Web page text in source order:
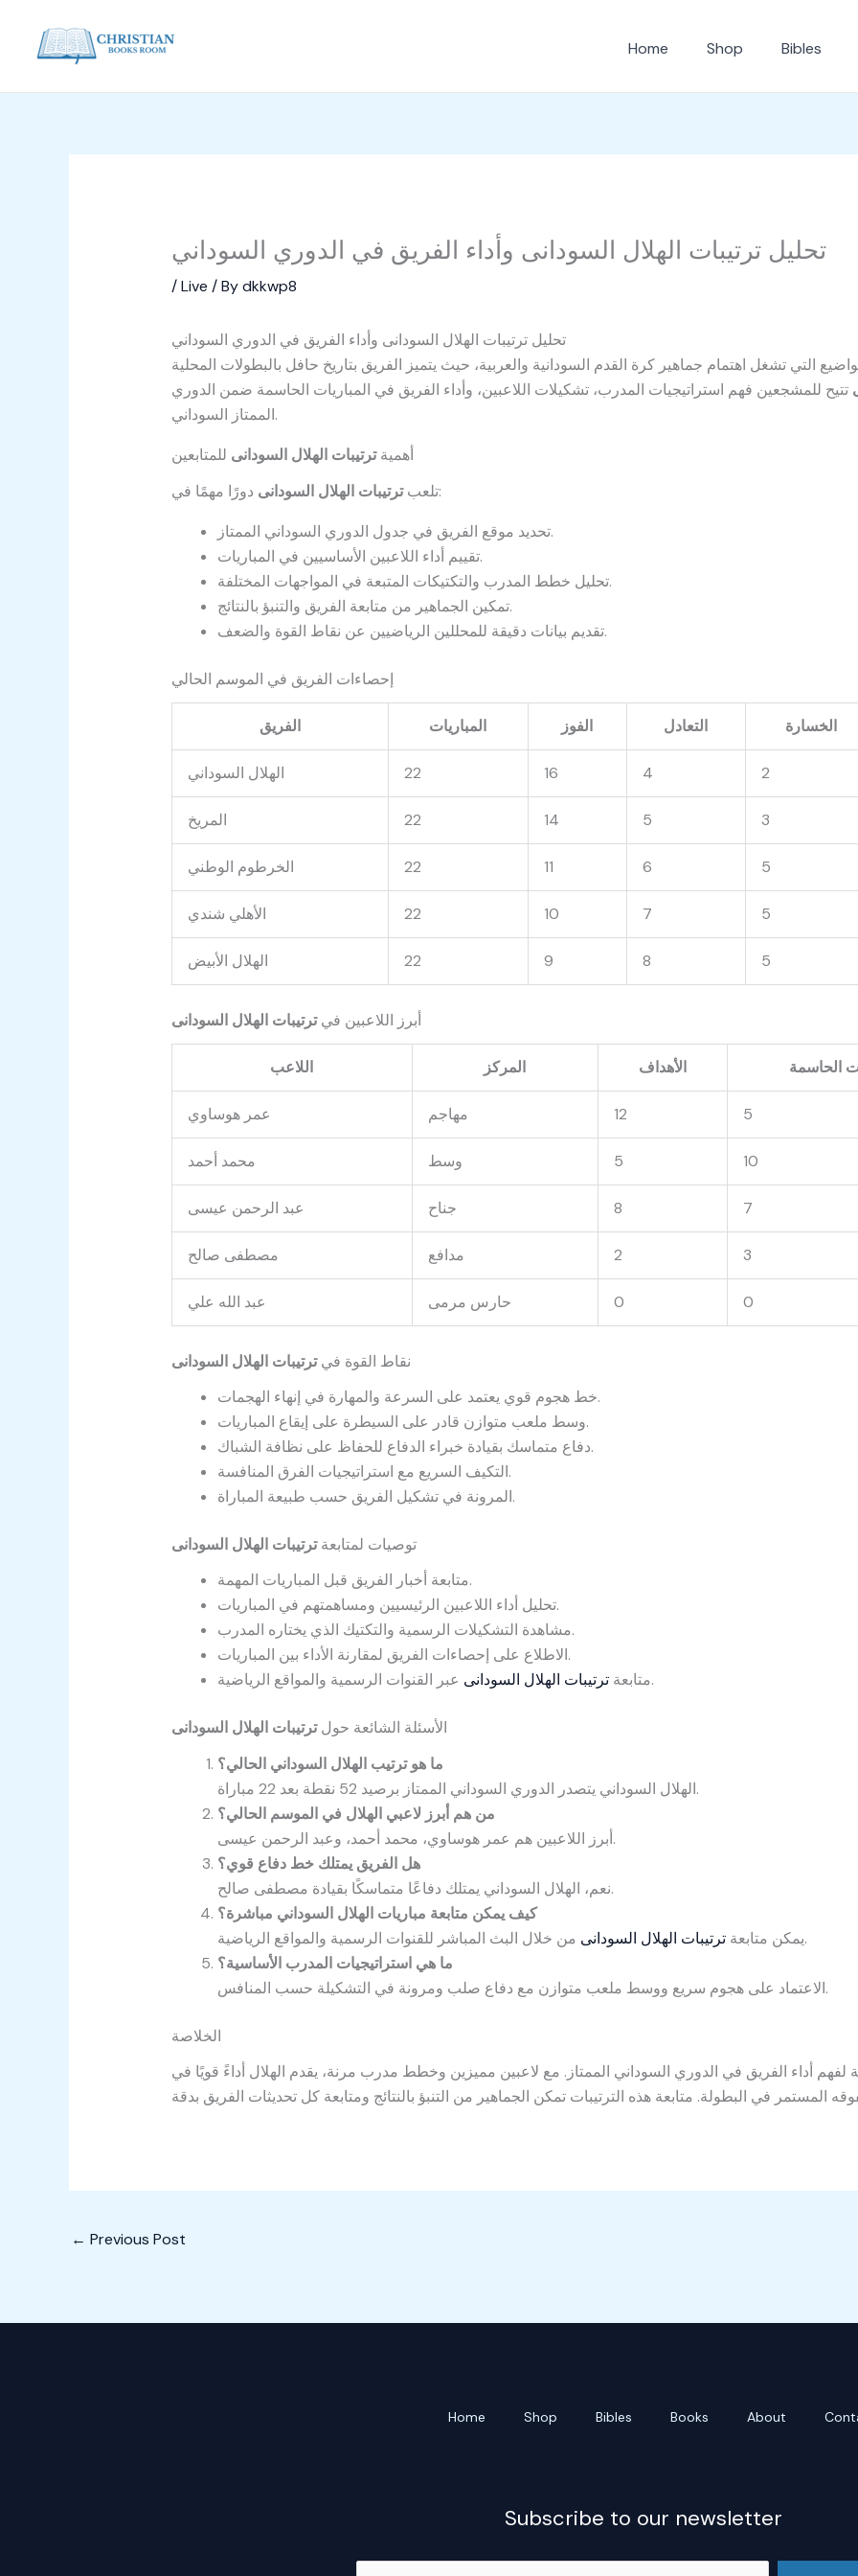
content
Home Shop Bibles
تحليل ترتيبات الهلال السودانى وأداء الفريق في الدوري السوداني
/Live / Bydkkwp8
تحليل ترتيبات الهلال السودانى وأداء الفريق في الدوري السوداني
التي تشغل اهتمام جماهير كرة القدم السودانية والعربية، حيث يتميز الفريق بتاريخ حافل بالبطولات المحلية
تتيح للمشجعين فهم استراتيجيات المدرب، تشكيلات اللاعبين، وأداء الفريق في المباريات الحاسمة ضمن الدوري
الممتاز السوداني.
أهميةترتيبات الهلال السودانى للمتابعين
تلعبترتيبات الهلال السودانى
دورًا مهمًا في:
تحديد موقع الفريق في جدول الدوري السوداني الممتاز.
تقييم أداء اللاعبين الأساسيين في المباريات.
تحليل خطط المدرب والتكتيكات المتبعة في المواجهات المختلفة.
تمكين الجماهير من متابعة الفريق والتنبؤ بالنتائج.
تقديم بيانات دقيقة للمحللين الرياضيين عن نقاط القوة والضعف.
إحصاءات الفريق في الموسم الحالي
الفريق المباريات الفوز التعادل الخسارة
الهلال السوداني 22 16 4 2
المريخ 22 14 5 3
الخرطوم الوطني 22 11 6 5
الأهلي شندي 22 10 7 5
الهلال الأبيض 22 9 8 5
أبرز اللاعبين فيترتيبات الهلال السودانى
اللاعب المركز الأهداف الحاسمة
عمر هوساوي مهاجم 12 5
محمد أحمد وسط 5 10
عبد الرحمن عيسى جناح 8 7
مصطفى صالح مدافع 2 3
عبد الله علي حارس مرمى 0 0
نقاط القوة فيترتيبات الهلال السودانى
خط هجوم قوي يعتمد على السرعة والمهارة في إنهاء الهجمات.
وسط ملعب متوازن قادر على السيطرة على إيقاع المباريات.
دفاع متماسك بقيادة خبراء الدفاع للحفاظ على نظافة الشباك.
التكيف السريع مع استراتيجيات الفرق المنافسة.
المرونة في تشكيل الفريق حسب طبيعة المباراة.
توصيات لمتابعةترتيبات الهلال السودانى
متابعة أخبار الفريق قبل المباريات المهمة.
تحليل أداء اللاعبين الرئيسيين ومساهمتهم في المباريات.
مشاهدة التشكيلات الرسمية والتكتيك الذي يختاره المدرب.
الاطلاع على إحصاءات الفريق لمقارنة الأداء بين المباريات.
متابعةترتيبات الهلال السودانى عبر القنوات الرسمية والمواقع الرياضية.
الأسئلة الشائعة حولترتيبات الهلال السودانى
ما هو ترتيب الهلال السوداني الحالي؟
الهلال السوداني يتصدر الدوري السوداني الممتاز برصيد 52 نقطة بعد 22 مباراة.
من هم أبرز لاعبي الهلال في الموسم الحالي؟
أبرز اللاعبين هم عمر هوساوي، محمد أحمد، وعبد الرحمن عيسى.
هل الفريق يمتلك خط دفاع قوي؟
نعم، الهلال السوداني يمتلك دفاعًا متماسكًا بقيادة مصطفى صالح.
كيف يمكن متابعة مباريات الهلال السوداني مباشرة؟
يمكن متابعةترتيبات الهلال السودانى
من خلال البث المباشر للقنوات الرسمية والمواقع الرياضية.
ما هي استراتيجيات المدرب الأساسية؟
الاعتماد على هجوم سريع ووسط ملعب متوازن مع دفاع صلب ومرونة في التشكيلة حسب المنافس.
الخلاصة
لفهم أداء الفريق في الدوري السوداني الممتاز. مع لاعبين مميزين وخطط مدرب مرنة، يقدم الهلال أداءً قويًا في
← Previous Post
Home Shop Bibles Books About
Subscribe to our newsletter